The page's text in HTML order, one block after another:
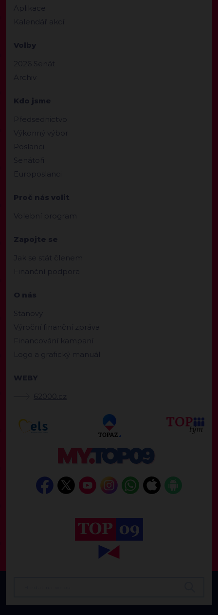
Aplikace
Kalendář akcí
Volby
2026 Senát
Archiv
Kdo jsme
Předsednictvo
Výkonný výbor
Poslanci
Senátoři
Europoslanci
Proč nás volit
Volební program
Zapojte se
Jak se stát členem
Finanční podpora
O nás
Stanovy
Výroční finanční zpráva
Financování kampaní
Logo a grafický manuál
WEBY
62000.cz